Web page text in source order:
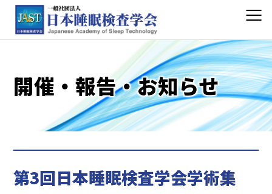
開催・報告・お知らせ
第3回日本睡眠検査学会学術集